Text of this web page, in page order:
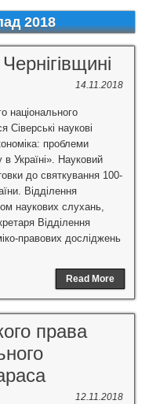
2018
14.11.2018
національного
Сіверські наукові
проблеми
Україні». Науковий
до святкування 100-
Відділення
наукових слухань,
Відділення
правових досліджень
Read More
права
12.11.2018